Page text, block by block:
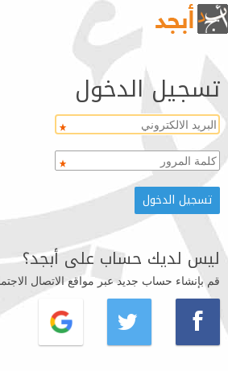
تسجيل الدخول
ليس لديك حساب على أبجد؟
قم بإنشاء حساب جديد عبر مواقع الاتصال